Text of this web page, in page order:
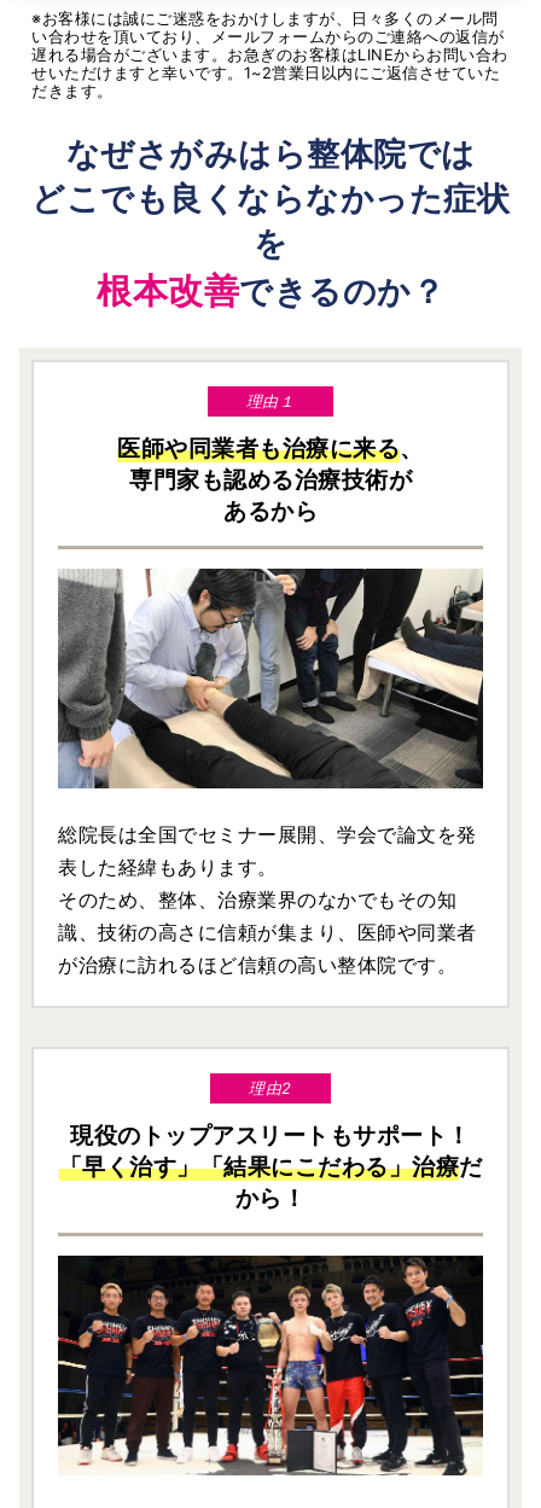
※お客様には誠にご迷惑をおかけしますが、日々多くのメール問
い合わせを頂いており、メールフォームからのご連絡への返信が
遅れる場合がございます。お急ぎのお客様はLINEからお問い合わ
せいただけますと幸いです。1~2営業日以内にご返信させていた
だきます。
なぜさがみはら整体院では
どこでも良くならなかった症状
を
根本改善できるのか？
理由１
医師や同業者も治療に来る、
専門家も認める治療技術が
あるから
総院長は全国でセミナー展開、学会で論文を発
表した経緯もあります。
そのため、整体、治療業界のなかでもその知
識、技術の高さに信頼が集まり、医師や同業者
が治療に訪れるほど信頼の高い整体院です。
理由2
現役のトップアスリートもサポート！
「早く治す」「結果にこだわる」治療だ
から！